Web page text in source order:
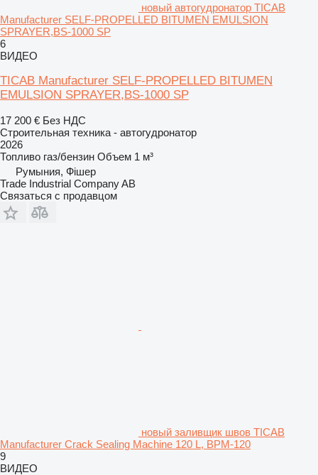
новый автогудронатор TICAB
Manufacturer SELF-PROPELLED BITUMEN EMULSION
SPRAYER,BS-1000 SP
6
ВИДЕО
TICAB Manufacturer SELF-PROPELLED BITUMEN
EMULSION SPRAYER,BS-1000 SP
17 200 € Без НДС
Строительная техника - автогудронатор
2026
Топливо газ/бензин Объем 1 м³
Румыния, Фішер
Trade Industrial Company AB
Связаться с продавцом
новый заливщик швов TICAB
Manufacturer Crack Sealing Machine 120 L, BPM-120
9
ВИДЕО